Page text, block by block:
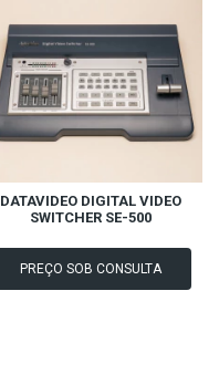
DATAVIDEO DIGITAL VIDEO
SWITCHER SE-500
PREÇO SOB CONSULTA